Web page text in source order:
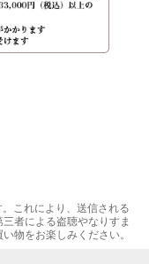
これにより、送信される
者による盗聴やなりすま
物をお楽しみください。